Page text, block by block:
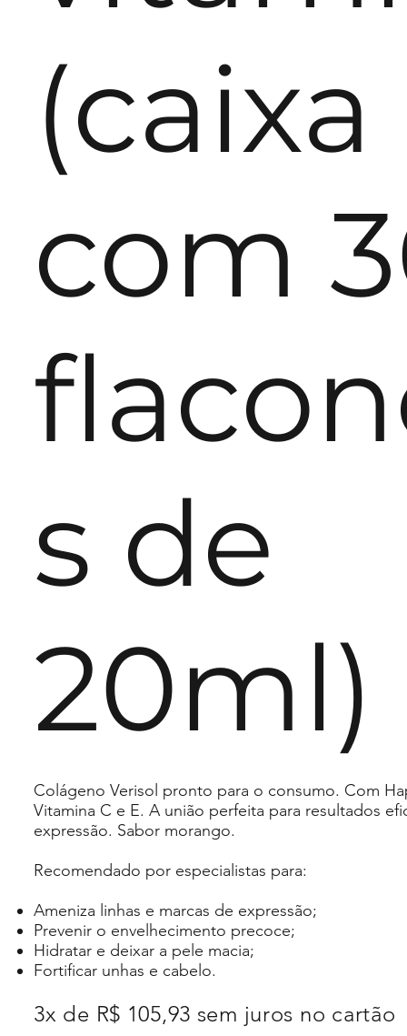
(caixa
com
s de
20ml)
Colágeno Verisol pronto para o consumo. Com
Vitamina C e E. A união perfeita para resultados
expressão. Sabor morango.
Recomendado por especialistas para:
Ameniza linhas e marcas de expressão;
Prevenir o envelhecimento precoce;
Hidratar e deixar a pele macia;
Fortificar unhas e cabelo.
3x de R$ 105,93 sem juros no cartão